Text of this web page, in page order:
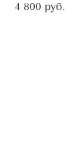
4 800 pуб.